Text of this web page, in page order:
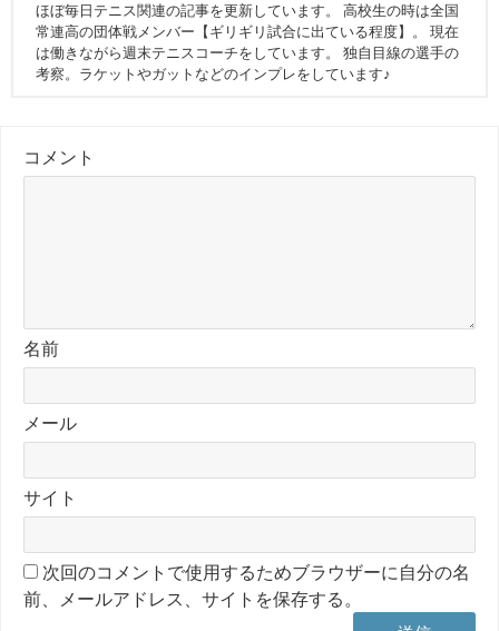
ほぼ毎日テニス関連の記事を更新しています。 高校生の時は全国
常連高の団体戦メンバー【ギリギリ試合に出ている程度】。 現在
は働きながら週末テニスコーチをしています。 独自目線の選手の
考察。ラケットやガットなどのインプレをしています♪
コメント
名前
メール
サイト
次回のコメントで使用するためブラウザーに自分の名
前、メールアドレス、サイトを保存する。